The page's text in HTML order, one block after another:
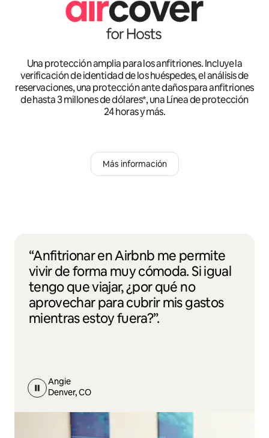
Una protección amplia para los anfitriones. Incluye la
verificación de identidad de los huéspedes, el análisis de
reservaciones, una protección ante daños para anfitriones
de hasta 3 millones de dólares*, una Línea de protección
24 horas y más.
Más información
“Anfitrionar en Airbnb me permite
vivir de forma muy cómoda. Si igual
tengo que viajar, ¿por qué no
aprovechar para cubrir mis gastos
mientras estoy fuera?”.
Angie
Denver, CO